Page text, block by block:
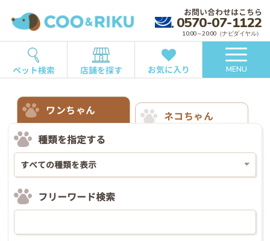
お問い合わせはこちら
0570-07-1122
10:00～20:00（ナビダイヤル）
ペット検索 店舗を探す お気に入り MENU
ワンちゃん
ネコちゃん
種類を指定する
フリーワード検索